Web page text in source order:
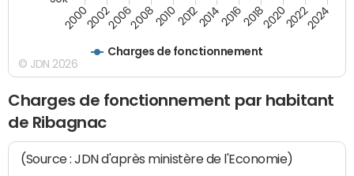
Charges de fonctionnement
200020022006200820102012201420162018202020222024
© JDN 2026
Charges de fonctionnement par habitant
de Ribagnac
(Source : JDN d'après ministère de l'Economie)